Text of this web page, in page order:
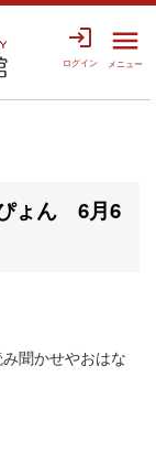
login
ログイン
menu
メニュー
ょん 6月6
聞かせやおはな